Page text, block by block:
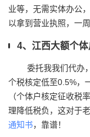
业等，无需实体办公
以拿到营业执照，一
4、江西大额个体
委托我我们代办，
个税核定低至0.5%，
（个体户核定征收税
理降低税负，这对于
通知书，靠谱！